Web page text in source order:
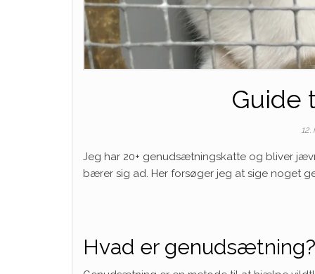
Guide
Jeg har 20+ genudsætningskatte og bliver
bærer sig ad. Her forsøger jeg at sige noget
Hvad er genudsætning?